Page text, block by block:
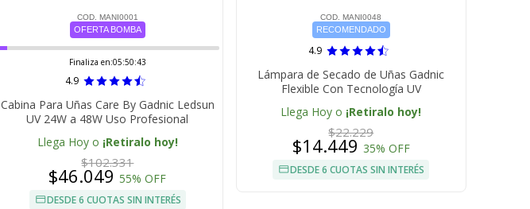
COD. MANI0001
OFERTA BOMBA
Finaliza en:05:50:42
4.9
Cabina Para Uñas Care By Gadnic Ledsun
UV 24W a 48W Uso Profesional
Llega Hoy o ¡Retiralo hoy!
$102.331
$46.04955% OFF
DESDE 6 CUOTAS SIN INTERÉS
COD. MANI0048
RECOMENDADO
4.9
Lámpara de Secado de Uñas Gadnic
Flexible Con Tecnología UV
Llega Hoy o ¡Retiralo hoy!
$22.229
$14.449 35% OFF
DESDE 6 CUOTAS SIN INTERÉS